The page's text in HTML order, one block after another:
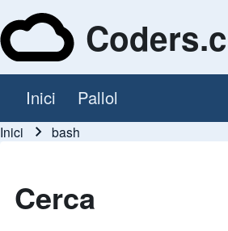
Navegació
Inici Pallol
Inici bash
Cerca